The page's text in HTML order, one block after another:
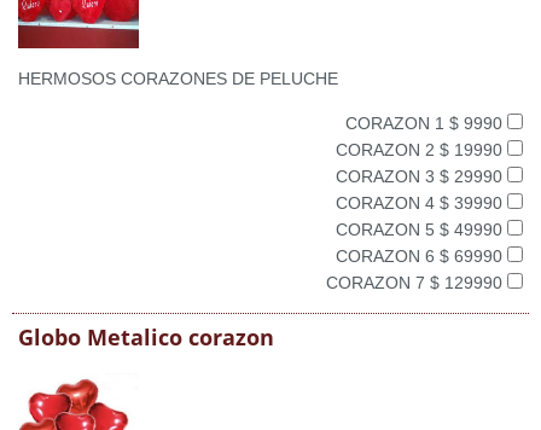
HERMOSOS CORAZONES DE PELUCHE
CORAZON 1 $ 9990
CORAZON 2 $ 19990
CORAZON 3 $ 29990
CORAZON 4 $ 39990
CORAZON 5 $ 49990
CORAZON 6 $ 69990
CORAZON 7 $ 129990
Globo Metalico corazon